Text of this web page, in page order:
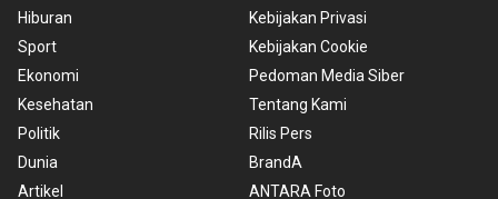
Hiburan
Sport
Ekonomi
Kesehatan
Politik
Dunia
Artikel
Kebijakan Privasi
Kebijakan Cookie
Pedoman Media Siber
Tentang Kami
Rilis Pers
BrandA
ANTARA Foto